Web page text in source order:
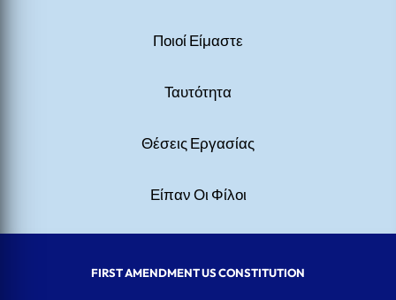
Ποιοί Είμαστε
Ταυτότητα
Θέσεις Εργασίας
Είπαν Οι Φίλοι
FIRST AMENDMENT US CONSTITUTION